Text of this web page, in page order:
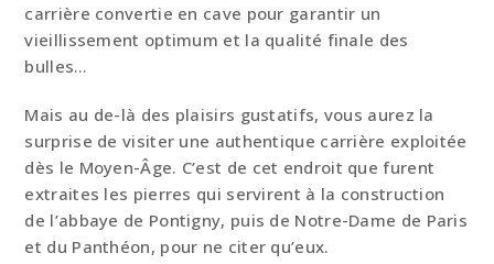
carrière convertie en cave pour garantir un
vieillissement optimum et la qualité finale des
bulles…
Mais au de-là des plaisirs gustatifs, vous aurez la
surprise de visiter une authentique carrière exploitée
dès le Moyen-Âge. C’est de cet endroit que furent
extraites les pierres qui servirent à la construction
de l’abbaye de Pontigny, puis de Notre-Dame de Paris
et du Panthéon, pour ne citer qu’eux.